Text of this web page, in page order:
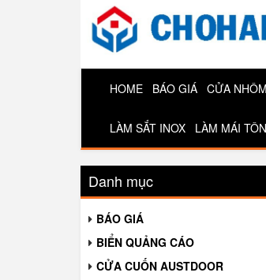
HOME BÁO GIÁ CỬA
LÀM SẮT INOX LÀM MÁI TÔN
Danh mục
BÁO GIÁ
BIỂN QUẢNG CÁO
CỬA CUỐN AUSTDOOR